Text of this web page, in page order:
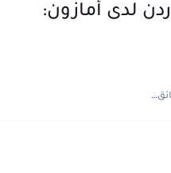
لدى أمازون: